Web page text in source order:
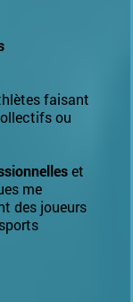
faisant
ou
et
me
des joueurs